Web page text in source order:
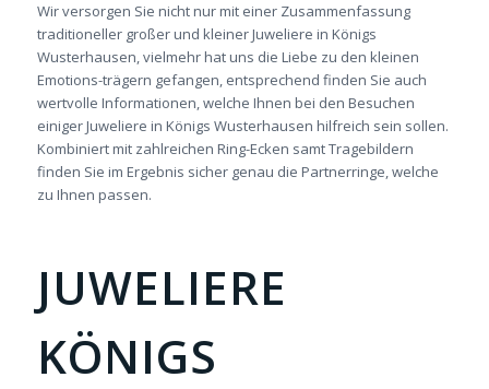
Wir versorgen Sie nicht nur mit einer Zusammenfassung
traditioneller großer und kleiner Juweliere in Königs
Wusterhausen, vielmehr hat uns die Liebe zu den kleinen
Emotions-trägern gefangen, entsprechend finden Sie auch
wertvolle Informationen, welche Ihnen bei den Besuchen
einiger Juweliere in Königs Wusterhausen hilfreich sein sollen.
Kombiniert mit zahlreichen Ring-Ecken samt Tragebildern
finden Sie im Ergebnis sicher genau die Partnerringe, welche
zu Ihnen passen.
JUWELIERE
KÖNIGS